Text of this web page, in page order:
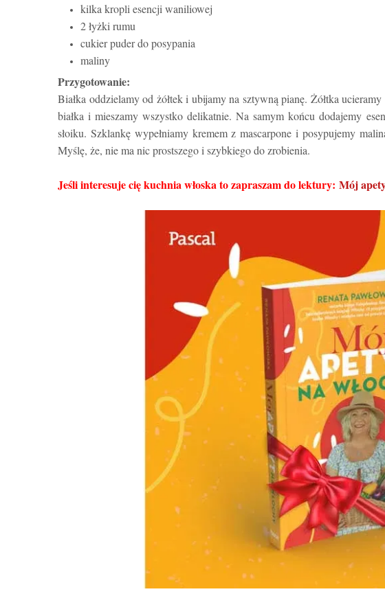
kilka kropli esencji waniliowej
2 łyżki rumu
cukier puder do posypania
maliny
Przygotowanie:
Białka oddzielamy od żółtek i ubijamy na sztywną pianę. Żółtka
białka i mieszamy wszystko delikatnie. Na samym końcu dodajemy
słoiku. Szklankę wypełniamy kremem z mascarpone i posypujemy
Myślę, że, nie ma nic prostszego i szybkiego do zrobienia.
Jeśli interesuje cię kuchnia włoska to zapraszam do lektury: Mój